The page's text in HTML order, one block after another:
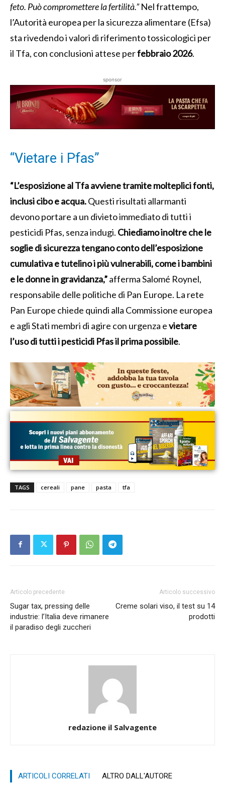
feto. Può compromettere la fertilità.”Nel frattempo,
l’Autorità europea per la sicurezza alimentare (Efsa)
sta rivedendo i valori di riferimento tossicologici per
il Tfa, con conclusioni attese perfebbraio 2026.
sponsor
“Vietare i Pfas”
“L’esposizione al Tfa avviene tramite molteplici fonti,
inclusi cibo e acqua.Questi risultati allarmanti
devono portare a un divieto immediato di tutti i
pesticidi Pfas, senza indugi. Chiediamo inoltre che le
soglie di sicurezza tengano conto dell’esposizione
cumulativa e tutelino i più vulnerabili, come i bambini
e le donne in gravidanza,”afferma Salomé Roynel,
responsabile delle politiche di Pan Europe. La rete
Pan Europe chiede quindi alla Commissione europea
e agli Stati membri di agire con urgenza evietare
l’uso di tutti i pesticidi Pfas il prima possibile.
TAGS cereali pane pasta tfa
Articolo precedente
Sugar tax, pressing delle
industrie: l’Italia deve rimanere
il paradiso degli zuccheri
Articolo successivo
Creme solari viso, il test su 14
prodotti
redazione il Salvagente
ARTICOLI CORRELATI ALTRO DALL'AUTORE